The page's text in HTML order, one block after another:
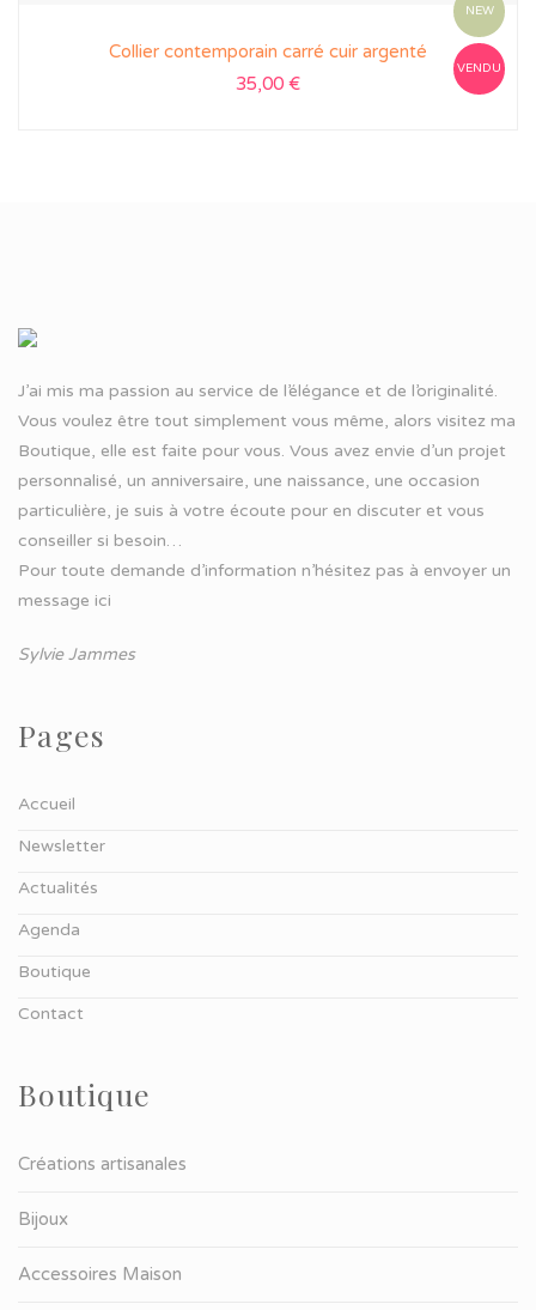
NEW
VENDU
Collier contemporain carré cuir argenté
35,00 €
J’ai mis ma passion au service de l’élégance et de l’originalité.
Vous voulez être tout simplement vous même, alors visitez ma
Boutique, elle est faite pour vous. Vous avez envie d’un projet
personnalisé, un anniversaire, une naissance, une occasion
particulière, je suis à votre écoute pour en discuter et vous
conseiller si besoin…
Pour toute demande d’information n’hésitez pas à envoyer un
message ici
Sylvie Jammes
Pages
Accueil
Newsletter
Actualités
Agenda
Boutique
Contact
Boutique
Créations artisanales
Bijoux
Accessoires Maison